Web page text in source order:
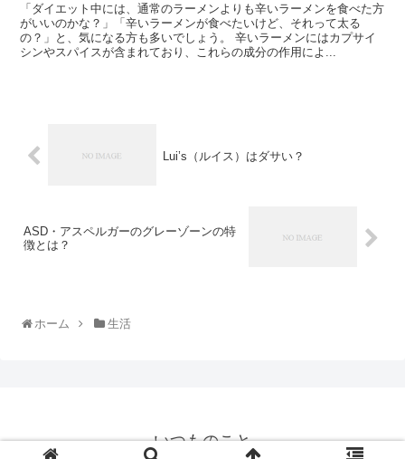
「ダイエット中には、通常のラーメンよりも辛いラーメンを食べた方
がいいのかな？」「辛いラーメンが食べたいけど、それって太る
の？」と、気になる方も多いでしょう。 辛いラーメンにはカプサイ
シンやスパイスが含まれており、これらの成分の作用によ...
Lui’s（ルイス）はダサい？
ASD・アスペルガーのグレーゾーンの特
徴とは？
ホーム 生活
いつものこと